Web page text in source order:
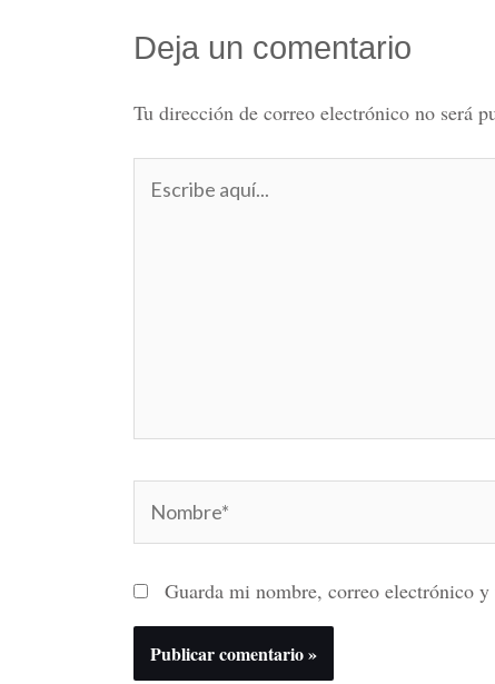
Deja un comentario
Tu dirección de correo electrónico no será
aquí...
Guarda mi nombre, correo electrónico y